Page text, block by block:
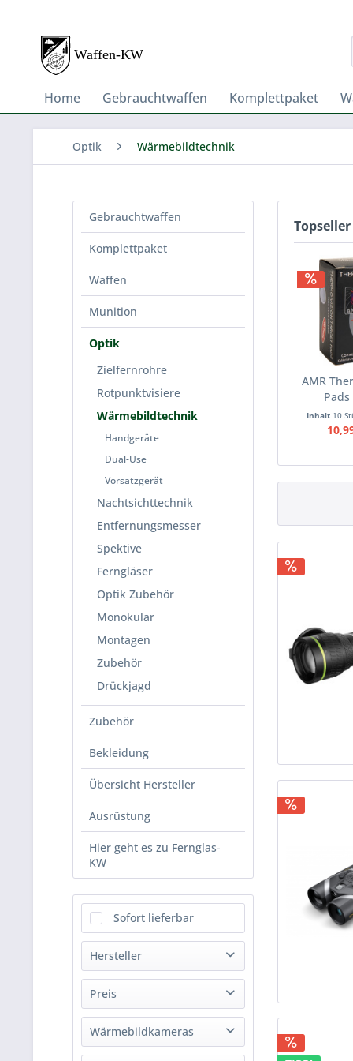
Home Gebrauchtwaffen Komplettpaket
Optik Wärmebildtechnik
Gebrauchtwaffen
Komplettpaket
Waffen
Munition
Optik
Zielfernrohre
Rotpunktvisiere
Wärmebildtechnik
Handgeräte
Dual-Use
Vorsatzgerät
Nachtsichttechnik
Entfernungsmesser
Spektive
Ferngläser
Optik Zubehör
Monokular
Montagen
Zubehör
Drückjagd
Zubehör
Bekleidung
Übersicht Hersteller
Ausrüstung
Hier geht es zu Fernglas-
KW
Sofort lieferbar
Hersteller
AMR
Carl Zeiss AG
EP-Arms GmbH
Guide Sensmart Tech Co., Ltd.
Preis
von10,99 €bis
Wärmebildkameras
Topseller
AMR
Inhalt 10